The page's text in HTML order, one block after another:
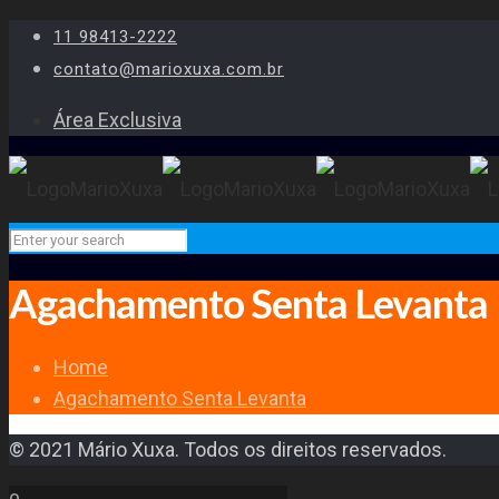
11 98413-2222
contato@marioxuxa.com.br
Área Exclusiva
Agachamento Senta Levanta
Home
Agachamento Senta Levanta
© 2021 Mário Xuxa. Todos os direitos reservados.